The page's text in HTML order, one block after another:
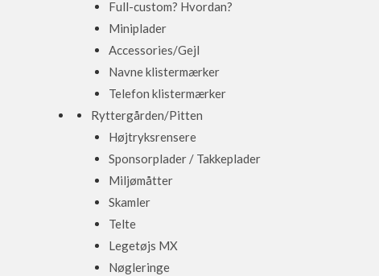
Full-custom? Hvordan?
Miniplader
Accessories/Gejl
Navne klistermærker
Telefon klistermærker
Ryttergården/Pitten
Højtryksrensere
Sponsorplader / Takkeplader
Miljømåtter
Skamler
Telte
Legetøjs MX
Nøgleringe